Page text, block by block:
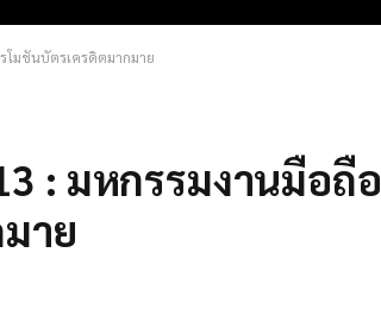
โมชันบัตรเครดิตมากมาย
: มหกรรมงานมือถือ
าย